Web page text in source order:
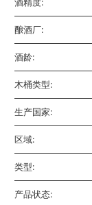
酿酒厂:
酒龄:
木桶类型:
生产国家:
区域:
类型:
产品状态: